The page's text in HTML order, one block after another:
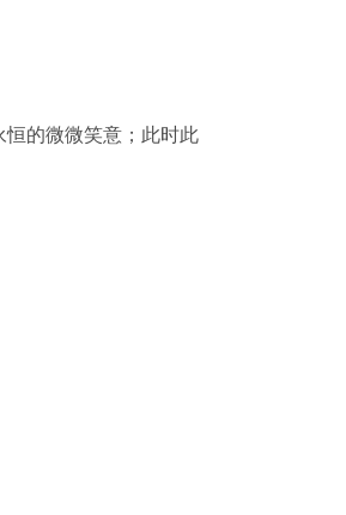
的微微笑意；此时此